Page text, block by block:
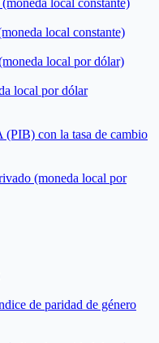
local constante)
local por dólar)
local por dólar
(PIB) con la tasa de cambio
(moneda local por
de paridad de género